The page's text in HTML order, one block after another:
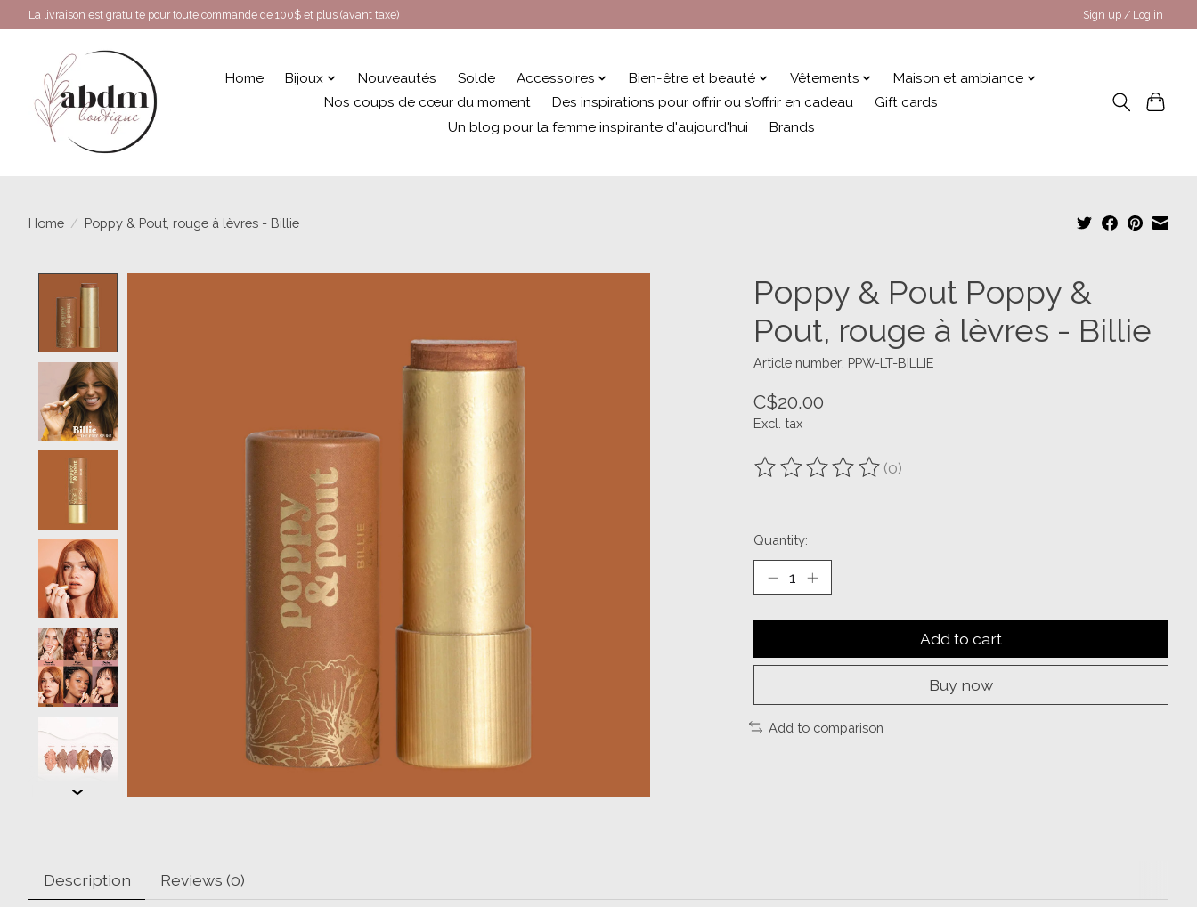
La livraison est gratuite pour toute commande de 100$ et plus (avant taxe) Sign up / Log in
Home Bijoux Nouveautés Solde Accessoires Bien-être et beauté Vêtements
Maison et ambiance
Nos coups de cœur du moment
Des inspirations pour offrir ou s’offrir en cadeau
Gift cards
Un blog pour la femme inspirante d'aujourd'hui
Brands
Home / Poppy & Pout, rouge à lèvres - Billie
Poppy & Pout Poppy &
Pout, rouge à lèvres - Billie
Article number: PPW-LT-BILLIE
C$20.00
Excl. tax
The rating of this product is
(0)
Quantity:
Add to cart
Buy now
Add to comparison
Description Reviews (0)